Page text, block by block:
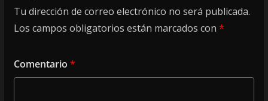
Tu dirección de correo electrónico no será publicada.
Los campos obligatorios están marcados con *
Comentario *